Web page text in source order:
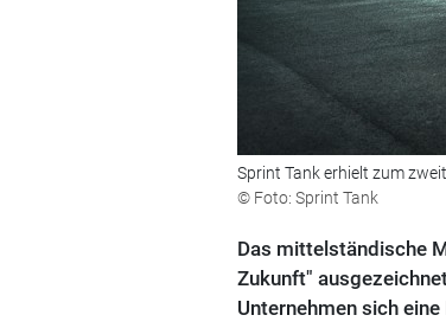
Sprint Tank erhielt zum
© Foto: Sprint Tank
Das mittelständische
Zukunft"
Unternehmen sich